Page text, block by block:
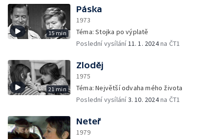
15 min
Páska
1973
Téma: Stojka po výplatě
Poslední vysílání11. 1. 2024na ČT1
21 min
Zloděj
1975
Téma: Největší odvaha mého života
Poslední vysílání3. 10. 2024na ČT1
Neteř
1979